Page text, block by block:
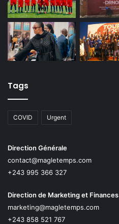
Tags
COVID Urgent
Direction Générale
contact@magletemps.com
+243 995 366 327
Direction de Marketing et Finances
marketing@magletemps.com
+243 858 521 767